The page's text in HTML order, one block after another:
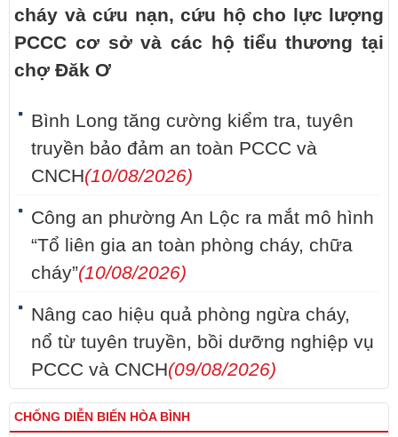
cháy và cứu nạn, cứu hộ cho lực lượng
PCCC cơ sở và các hộ tiểu thương tại
chợ Đăk Ơ
Bình Long tăng cường kiểm tra, tuyên
truyền bảo đảm an toàn PCCC và
CNCH(10/08/2026)
Công an phường An Lộc ra mắt mô hình
“Tổ liên gia an toàn phòng cháy, chữa
cháy”(10/08/2026)
Nâng cao hiệu quả phòng ngừa cháy,
nổ từ tuyên truyền, bồi dưỡng nghiệp vụ
PCCC và CNCH(09/08/2026)
CHỐNG DIỄN BIẾN HÒA BÌNH